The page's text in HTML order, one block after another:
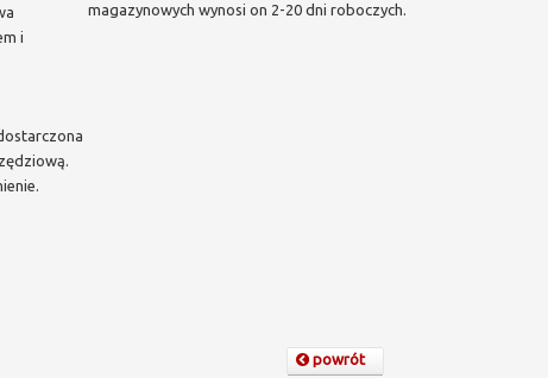
i
magazynowych wynosi on 2-20 dni roboczych.
powrót